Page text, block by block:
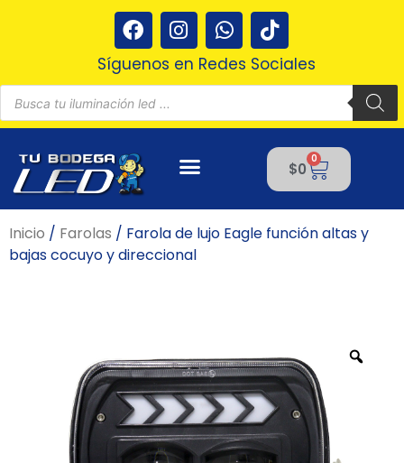
F
a
c
e
b
o
k
I
n
s
t
g
a
W
h
a
t
a
T
i
k
t
k
Síguenos en Redes Sociales
Búsqueda
productos
$0
0
Cart
Inicio / Farolas / Farola de lujo Eagle función altas y
bajas cocuyo y direccional